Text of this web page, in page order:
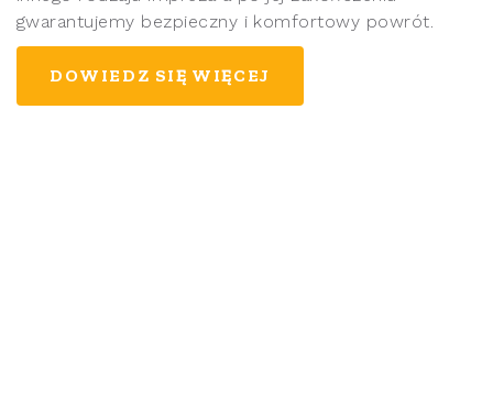
gwarantujemy bezpieczny i komfortowy powrót.
DOWIEDZ SIĘ WIĘCEJ